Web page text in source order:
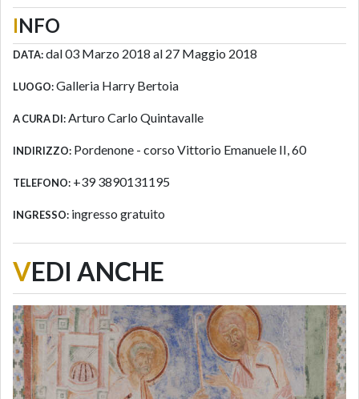
INFO
DATA:dal 03 Marzo 2018 al 27 Maggio 2018
LUOGO:Galleria Harry Bertoia
A CURA DI:Arturo Carlo Quintavalle
INDIRIZZO: Pordenone - corso Vittorio Emanuele II, 60
TELEFONO: +39 3890131195
INGRESSO: ingresso gratuito
VEDI ANCHE